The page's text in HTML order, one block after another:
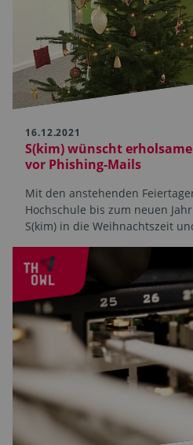
16.12.2021
S(kim) wünscht
vor Phishing-Mails
Mit den anstehenden
Hochschule bis zum neuen
S(kim) in die Weihnachts­zeit